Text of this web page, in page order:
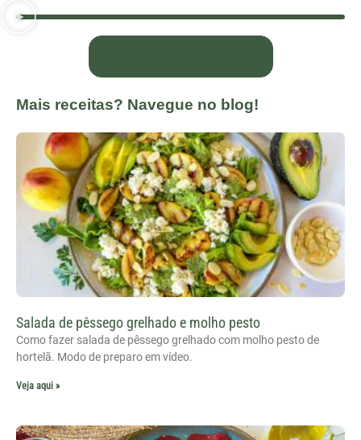
Mais receitas? Navegue no blog!
Salada de pêssego grelhado e molho pesto
Como fazer salada de pêssego grelhado com molho pesto de
hortelã. Modo de preparo em vídeo.
Veja aqui »